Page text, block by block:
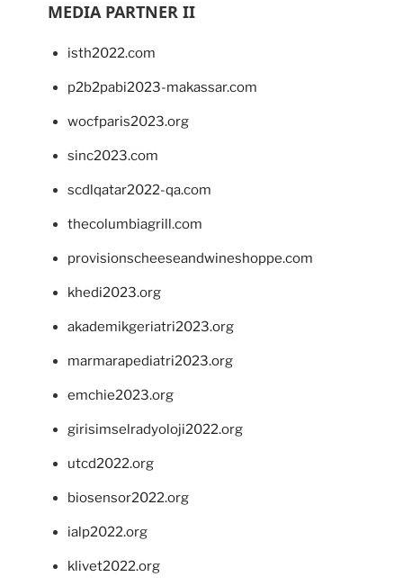
MEDIA PARTNER II
isth2022.com
p2b2pabi2023-makassar.com
wocfparis2023.org
sinc2023.com
scdlqatar2022-qa.com
thecolumbiagrill.com
provisionscheeseandwineshoppe.com
khedi2023.org
akademikgeriatri2023.org
marmarapediatri2023.org
emchie2023.org
girisimselradyoloji2022.org
utcd2022.org
biosensor2022.org
ialp2022.org
klivet2022.org